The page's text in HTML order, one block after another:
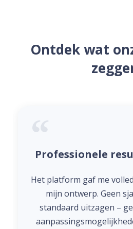
Ontdek wat
Professionele
Het platform gaf me
mijn ontwerp. Geen
standaard uitzagen –